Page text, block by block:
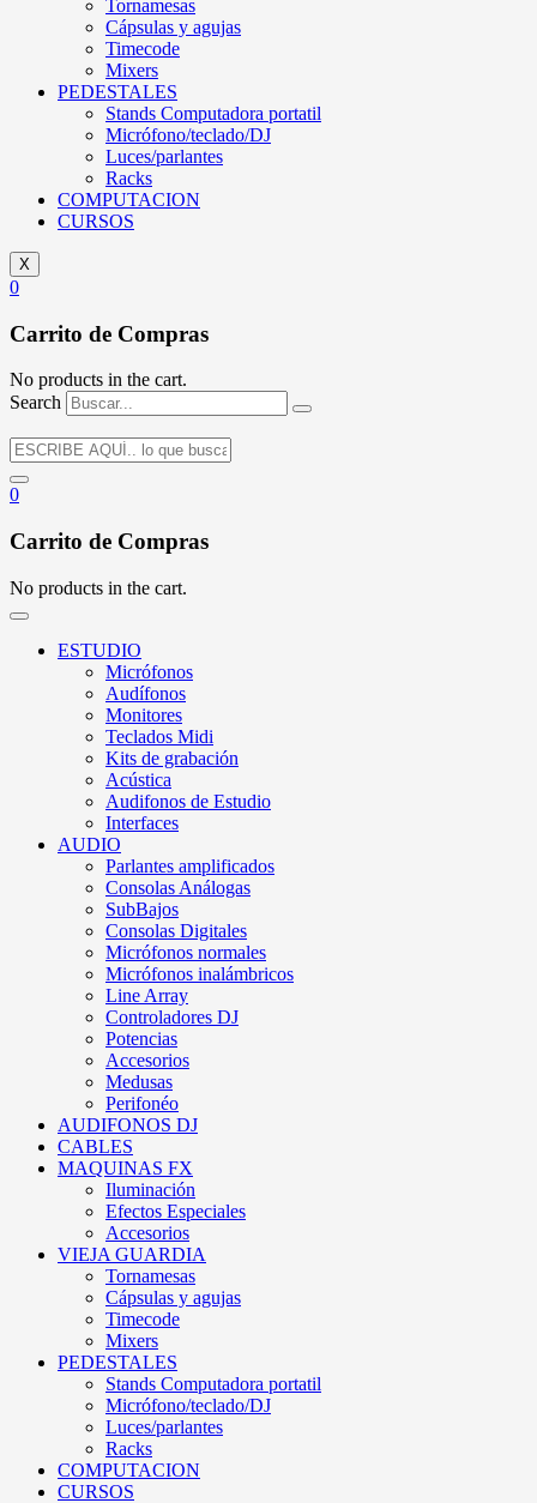
Tornamesas
Cápsulas y agujas
Timecode
Mixers
PEDESTALES
Stands Computadora portatil
Micrófono/teclado/DJ
Luces/parlantes
Racks
COMPUTACION
CURSOS
X
0
Carrito de Compras
No products in the cart.
Search
0
Carrito de Compras
No products in the cart.
ESTUDIO
Micrófonos
Audífonos
Monitores
Teclados Midi
Kits de grabación
Acústica
Audifonos de Estudio
Interfaces
AUDIO
Parlantes amplificados
Consolas Análogas
SubBajos
Consolas Digitales
Micrófonos normales
Micrófonos inalámbricos
Line Array
Controladores DJ
Potencias
Accesorios
Medusas
Perifonéo
AUDIFONOS DJ
CABLES
MAQUINAS FX
Iluminación
Efectos Especiales
Accesorios
VIEJA GUARDIA
Tornamesas
Cápsulas y agujas
Timecode
Mixers
PEDESTALES
Stands Computadora portatil
Micrófono/teclado/DJ
Luces/parlantes
Racks
COMPUTACION
CURSOS